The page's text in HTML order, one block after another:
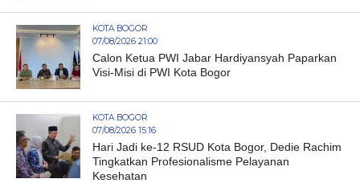
KOTA BOGOR
07/08/2026 21:00
Calon Ketua PWI Jabar Hardiyansyah Paparkan
Visi-Misi di PWI Kota Bogor
KOTA BOGOR
07/08/2026 15:16
Hari Jadi ke-12 RSUD Kota Bogor, Dedie Rachim
Tingkatkan Profesionalisme Pelayanan
Kesehatan